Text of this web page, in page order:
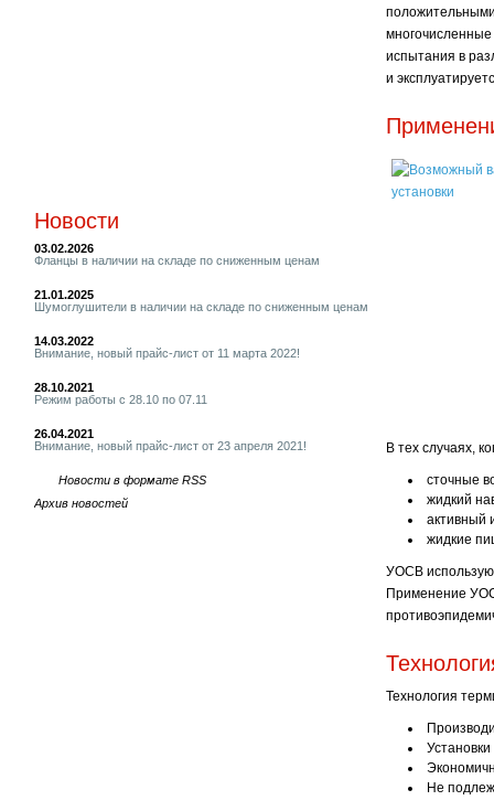
Новости
03.02.2026
Фланцы в наличии на складе по сниженным ценам
21.01.2025
Шумоглушители в наличии на складе по сниженным ценам
14.03.2022
Внимание, новый прайс-лист от 11 марта 2022!
28.10.2021
Режим работы с 28.10 по 07.11
26.04.2021
Внимание, новый прайс-лист от 23 апреля 2021!
Новости в формате RSS
Архив новостей
испытания в
и
В тех случаях,
сточные
жидкий
активный
жидкие
УОСВ
Применение
Технология
Не